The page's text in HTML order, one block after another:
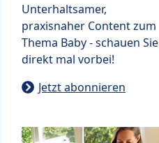
Unterhaltsamer,
praxisnaher Content zum
Thema Baby - schauen Sie
direkt mal vorbei!
Jetzt abonnieren